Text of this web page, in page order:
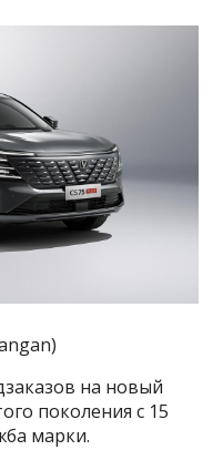
на новый
поколения с 15
марки.